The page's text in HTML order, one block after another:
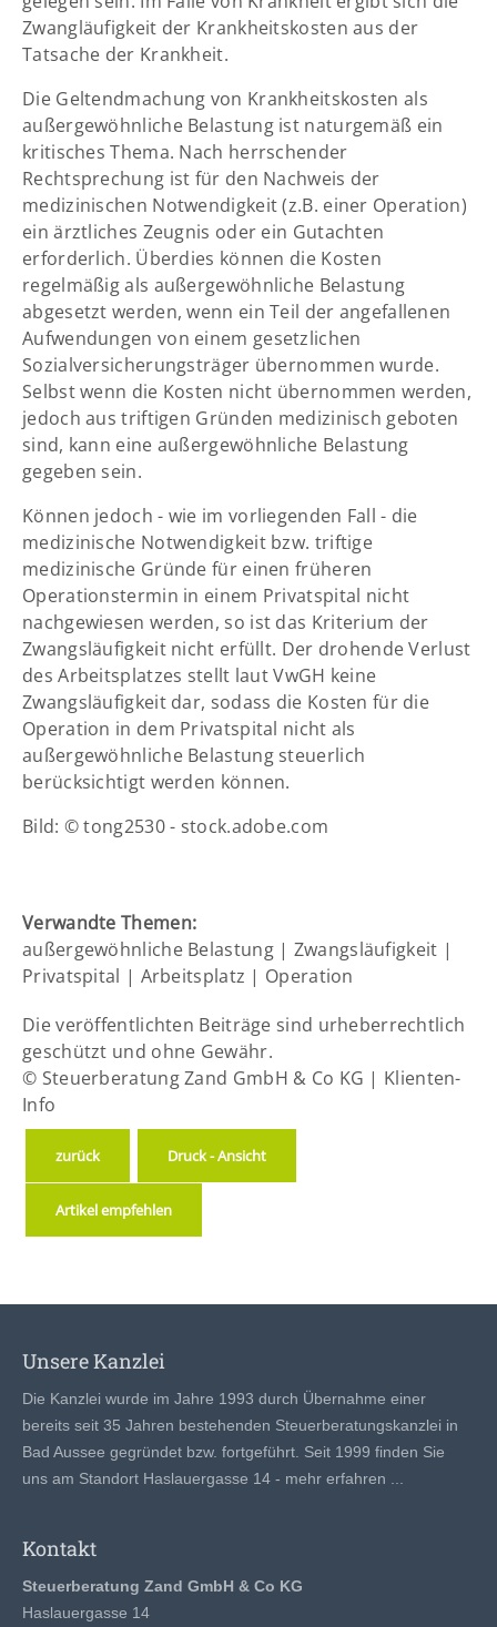
Zwangläufigkeit der Krankheitskosten aus der
Tatsache der Krankheit.
Die Geltendmachung von Krankheitskosten als
außergewöhnliche Belastung ist naturgemäß ein
kritisches Thema. Nach herrschender
Rechtsprechung ist für den Nachweis der
medizinischen Notwendigkeit (z.B. einer Operation)
ein ärztliches Zeugnis oder ein Gutachten
erforderlich. Überdies können die Kosten
regelmäßig als außergewöhnliche Belastung
abgesetzt werden, wenn ein Teil der angefallenen
Aufwendungen von einem gesetzlichen
Sozialversicherungsträger übernommen wurde.
Selbst wenn die Kosten nicht übernommen werden,
jedoch aus triftigen Gründen medizinisch geboten
sind, kann eine außergewöhnliche Belastung
gegeben sein.
Können jedoch - wie im vorliegenden Fall - die
medizinische Notwendigkeit bzw. triftige
medizinische Gründe für einen früheren
Operationstermin in einem Privatspital nicht
nachgewiesen werden, so ist das Kriterium der
Zwangsläufigkeit nicht erfüllt. Der drohende Verlust
des Arbeitsplatzes stellt laut VwGH keine
Zwangsläufigkeit dar, sodass die Kosten für die
Operation in dem Privatspital nicht als
außergewöhnliche Belastung steuerlich
berücksichtigt werden können.
Bild: © tong2530 - stock.adobe.com
Verwandte Themen:
außergewöhnliche Belastung| Zwangsläufigkeit |
Privatspital | Arbeitsplatz | Operation
Die veröffentlichten Beiträge sind urheberrechtlich
geschützt und ohne Gewähr.
© Steuerberatung Zand GmbH & Co KG | Klienten-
Info
zurück Druck - Ansicht
Artikel empfehlen
Unsere Kanzlei
Die Kanzlei wurde im Jahre 1993 durch Übernahme einer
bereits seit 35 Jahren bestehenden Steuerberatungskanzlei in
Bad Aussee gegründet bzw. fortgeführt. Seit 1999 finden Sie
uns am Standort Haslauergasse 14 - mehr erfahren ...
Kontakt
Steuerberatung Zand GmbH & Co KG
Haslauergasse 14